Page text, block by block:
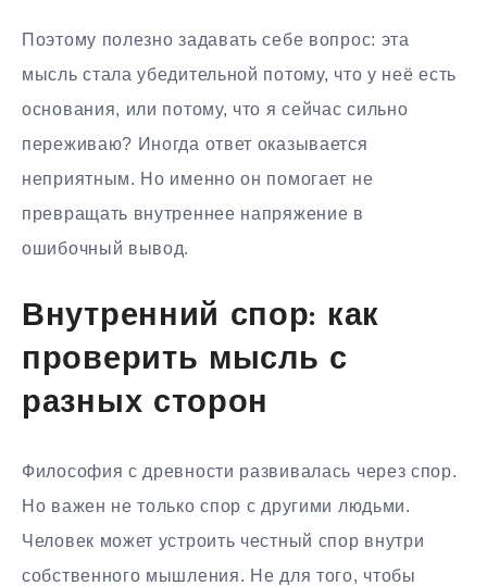
Поэтому полезно задавать себе вопрос: эта
мысль стала убедительной потому, что у неё есть
основания, или потому, что я сейчас сильно
переживаю? Иногда ответ оказывается
неприятным. Но именно он помогает не
превращать внутреннее напряжение в
ошибочный вывод.
Внутренний спор: как
проверить мысль с
разных сторон
Философия с древности развивалась через спор.
Но важен не только спор с другими людьми.
Человек может устроить честный спор внутри
собственного мышления. Не для того, чтобы